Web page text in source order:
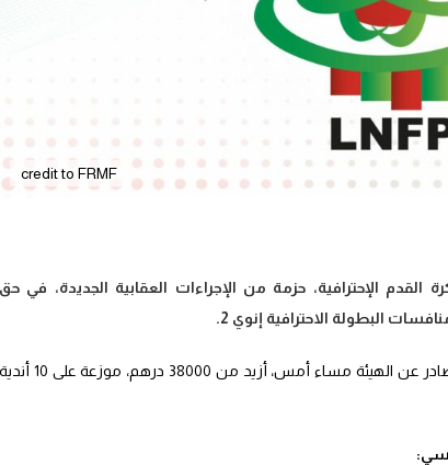
credit to FRMF
القدم الإحترافية، حزمة من الإجراءات العقابية الجديدة، في حق
وبلغت قيمة مجموع الغرامات المالية، حسب البلاغ الصادر عن الهيئة مساء أمس، أزيد من 38000 درهم، موزعة على 10 أندية